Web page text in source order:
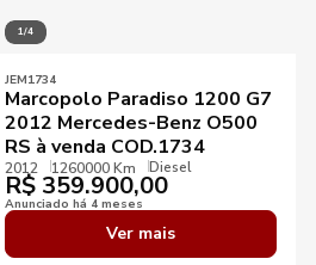
1/4
JEM1734
Marcopolo Paradiso 1200 G7
2012 Mercedes-Benz O500
RS à venda COD.1734
2012 1260000 Km Diesel
R$ 359.900,00
Anunciado há 4 meses
Ver mais